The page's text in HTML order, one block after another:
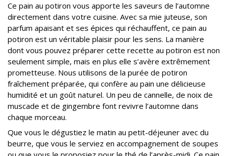
Ce pain au potiron vous apporte les saveurs de l’automne
directement dans votre cuisine. Avec sa mie juteuse, son
parfum apaisant et ses épices qui réchauffent, ce pain au
potiron est un véritable plaisir pour les sens. La manière
dont vous pouvez préparer cette recette au potiron est non
seulement simple, mais en plus elle s’avère extrêmement
prometteuse. Nous utilisons de la purée de potiron
fraîchement préparée, qui confère au pain une délicieuse
humidité et un goût naturel. Un peu de cannelle, de noix de
muscade et de gingembre font revivre l’automne dans
chaque morceau.
Que vous le dégustiez le matin au petit-déjeuner avec du
beurre, que vous le serviez en accompagnement de soupes